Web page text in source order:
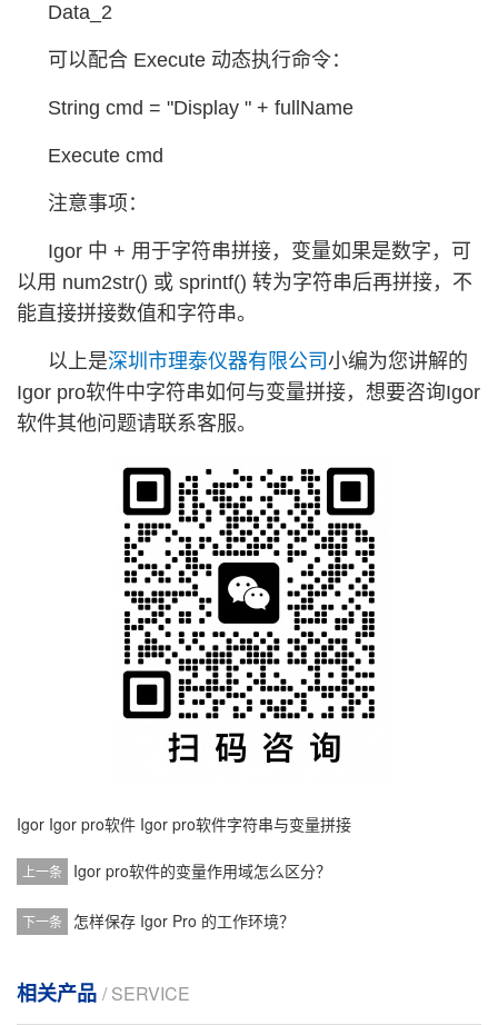
Data_2
可以配合 Execute 动态执行命令：
String cmd = "Display " + fullName
Execute cmd
注意事项：
Igor 中 + 用于字符串拼接，变量如果是数字，可
以用 num2str() 或 sprintf() 转为字符串后再拼接，不
能直接拼接数值和字符串。
以上是深圳市理泰仪器有限公司 小编为您讲解的
Igor pro软件中字符串如何与变量拼接，想要咨询Igor
软件其他问题请联系客服。
Igor Igor pro软件 Igor pro软件字符串与变量拼接
上一条 Igor pro软件的变量作用域怎么区分？
下一条 怎样保存 Igor Pro 的工作环境？
相关产品 / SERVICE